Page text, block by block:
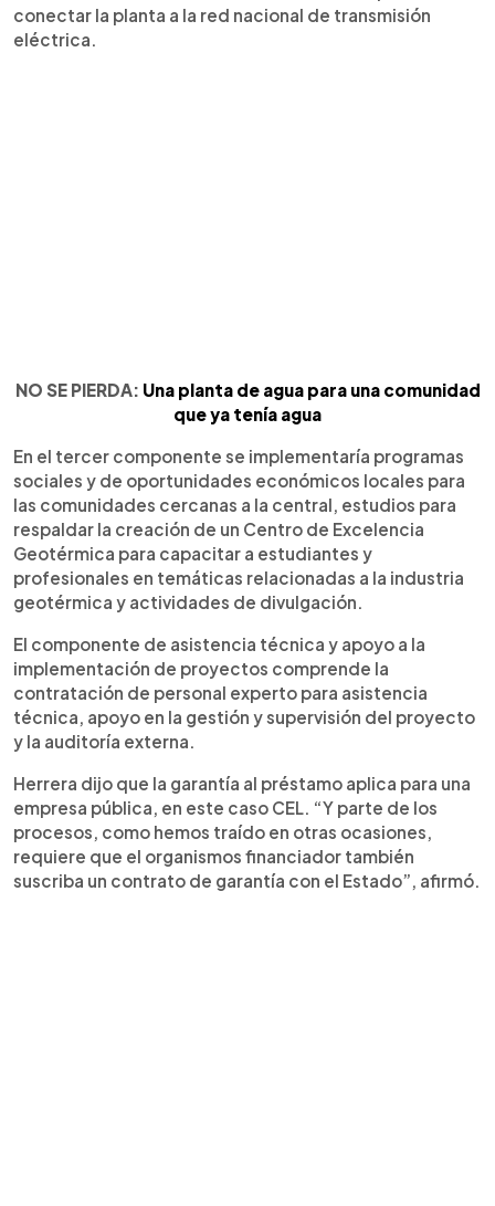
conectar la planta a la red nacional de transmisión
eléctrica.
NO SE PIERDA: Una planta de agua para una comunidad
que ya tenía agua
En el tercer componente se implementaría programas
sociales y de oportunidades económicos locales para
las comunidades cercanas a la central, estudios para
respaldar la creación de un Centro de Excelencia
Geotérmica para capacitar a estudiantes y
profesionales en temáticas relacionadas a la industria
geotérmica y actividades de divulgación.
El componente de asistencia técnica y apoyo a la
implementación de proyectos comprende la
contratación de personal experto para asistencia
técnica, apoyo en la gestión y supervisión del proyecto
y la auditoría externa.
Herrera dijo que la garantía al préstamo aplica para una
empresa pública, en este caso CEL. “Y parte de los
procesos, como hemos traído en otras ocasiones,
requiere que el organismos financiador también
suscriba un contrato de garantía con el Estado”, afirmó.